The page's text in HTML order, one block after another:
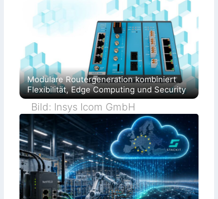
Modulare Routergeneration kombiniert
Flexibilität, Edge Computing und Security
Bild: Insys Icom GmbH